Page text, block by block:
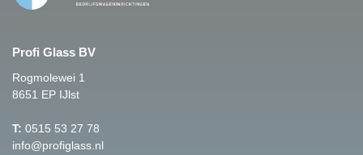
Profi Glass BV
Rogmolewei 1
8651 EP IJlst
T: 0515 53 27 78
info@profiglass.nl